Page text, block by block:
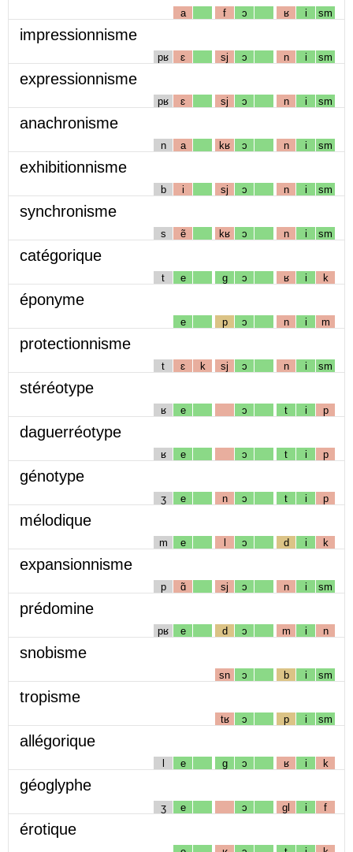
a f ɔ ʁ i sm
impressionnisme
pʁ ɛ sj ɔ n i sm
expressionnisme
pʁ ɛ sj ɔ n i sm
anachronisme
n a kʁ ɔ n i sm
exhibitionnisme
b i sj ɔ n i sm
synchronisme
s ẽ kʁ ɔ n i sm
catégorique
t e g ɔ ʁ i k
éponyme
e p ɔ n i m
protectionnisme
t ɛ k sj ɔ n i sm
stéréotype
ʁ e ɔ t i p
daguerréotype
ʁ e ɔ t i p
génotype
ʒ e n ɔ t i p
mélodique
m e l ɔ d i k
expansionnisme
p ɑ̃ sj ɔ n i sm
prédomine
pʁ e d ɔ m i n
snobisme
sn ɔ b i sm
tropisme
tʁ ɔ p i sm
allégorique
l e g ɔ ʁ i k
géoglyphe
ʒ e ɔ gl i f
érotique